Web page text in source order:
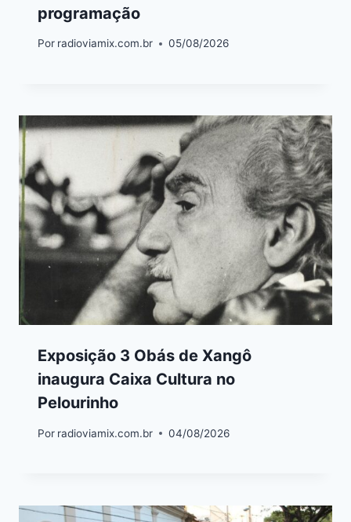
programação
Por radioviamix.com.br 05/08/2026
Exposição 3 Obás de Xangô
inaugura Caixa Cultura no
Pelourinho
Por radioviamix.com.br 04/08/2026